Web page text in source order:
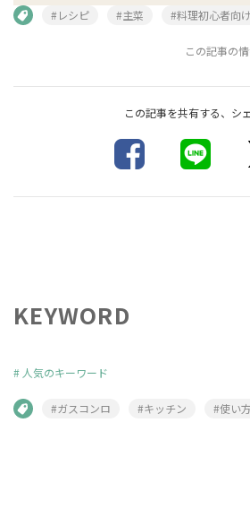
#レシピ #主菜 #料理初心者向け
この記事の
この記事を共有する、シ
KEYWORD
# 人気のキーワード
#ガスコンロ #キッチン #使い